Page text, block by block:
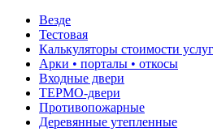
Везде
Тестовая
Калькуляторы стоимости
Арки • порталы • откосы
Входные двери
ТЕРМО-двери
Противопожарные
Деревянные утепленные